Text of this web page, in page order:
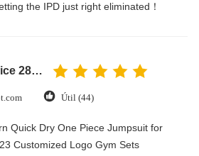
the IPD just right eliminated！
Cheap price 28mm Aluminium Curtain Rod 1.2mm thickness with plastic final
Útil (44)
Quick Dry One Piece Jumpsuit for
Customized Logo Gym Sets